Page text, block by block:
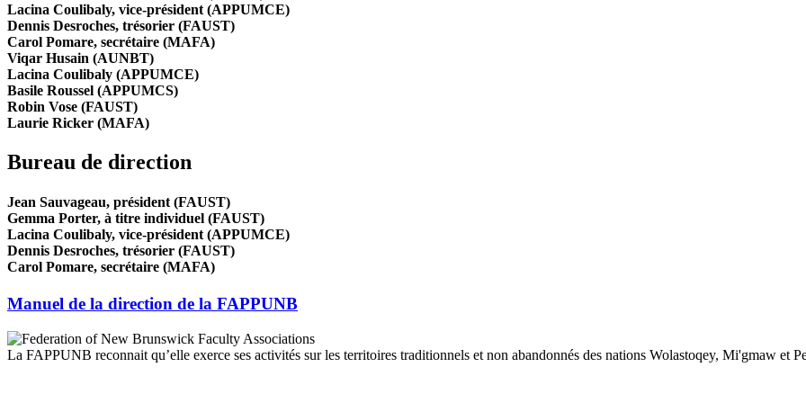
Lacina Coulibaly, vice-président (APPUMCE)
Dennis Desroches, trésorier (FAUST)
Carol Pomare, secrétaire (MAFA)
Viqar Husain (AUNBT)
Lacina Coulibaly (APPUMCE)
Basile Roussel (APPUMCS)
Robin Vose (FAUST)
Laurie Ricker (MAFA)
Bureau de direction
Jean Sauvageau, président (FAUST)
Gemma Porter, à titre individuel (FAUST)
Lacina Coulibaly, vice-président (APPUMCE)
Dennis Desroches, trésorier (FAUST)
Carol Pomare, secrétaire (MAFA)
Manuel de la direction de la FAPPUNB
La FAPPUNB reconnait qu’elle exerce ses activités sur les territoires traditionnels et non abandonnés des nations Wolastoqey, Mi'gmaw et